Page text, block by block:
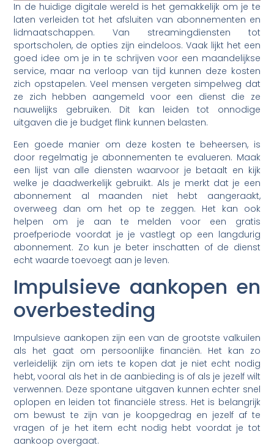
In de huidige digitale wereld is het gemakkelijk om je te
laten verleiden tot het afsluiten van abonnementen en
lidmaatschappen. Van streamingdiensten tot
sportscholen, de opties zijn eindeloos. Vaak lijkt het een
goed idee om je in te schrijven voor een maandelijkse
service, maar na verloop van tijd kunnen deze kosten
zich opstapelen. Veel mensen vergeten simpelweg dat
ze zich hebben aangemeld voor een dienst die ze
nauwelijks gebruiken. Dit kan leiden tot onnodige
uitgaven die je budget flink kunnen belasten.
Een goede manier om deze kosten te beheersen, is
door regelmatig je abonnementen te evalueren. Maak
een lijst van alle diensten waarvoor je betaalt en kijk
welke je daadwerkelijk gebruikt. Als je merkt dat je een
abonnement al maanden niet hebt aangeraakt,
overweeg dan om het op te zeggen. Het kan ook
helpen om je aan te melden voor een gratis
proefperiode voordat je je vastlegt op een langdurig
abonnement. Zo kun je beter inschatten of de dienst
echt waarde toevoegt aan je leven.
Impulsieve aankopen en
overbesteding
Impulsieve aankopen zijn een van de grootste valkuilen
als het gaat om persoonlijke financiën. Het kan zo
verleidelijk zijn om iets te kopen dat je niet echt nodig
hebt, vooral als het in de aanbieding is of als je jezelf wilt
verwennen. Deze spontane uitgaven kunnen echter snel
oplopen en leiden tot financiële stress. Het is belangrijk
om bewust te zijn van je koopgedrag en jezelf af te
vragen of je het item echt nodig hebt voordat je tot
aankoop overgaat.